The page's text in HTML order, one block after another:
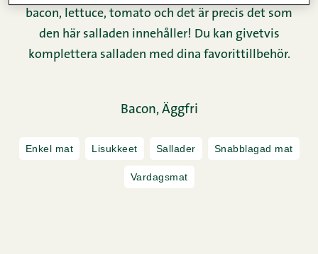
bacon, lettuce, tomato och det är precis det som
den här salladen innehåller! Du kan givetvis
komplettera salladen med dina favorittillbehör.
Bacon, Äggfri
Enkel mat Lisukkeet Sallader Snabblagad mat
Vardagsmat